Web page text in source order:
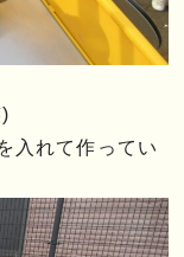
入れて作ってい